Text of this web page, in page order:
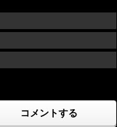
コメントする